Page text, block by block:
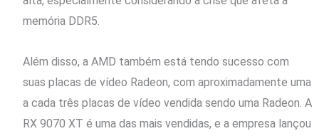
memória DDR5.
Além disso, a AMD também está tendo sucesso com
suas placas de vídeo Radeon, com aproximadamente uma
a cada três placas de vídeo vendida sendo uma Radeon. A
RX 9070 XT é uma das mais vendidas, e a empresa lançou